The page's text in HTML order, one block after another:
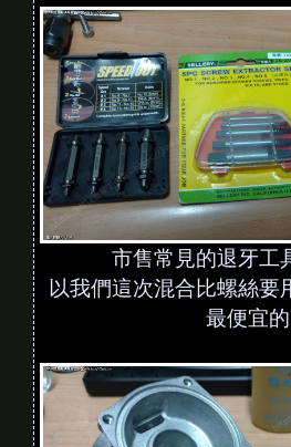
市售常見的退牙工
以我們這次混合比螺絲要
最便宜的